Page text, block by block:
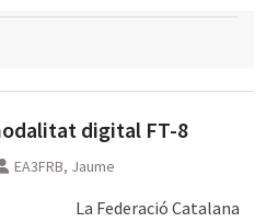
digital FT-8
EA3FRB, Jaume
La Federació Catalana